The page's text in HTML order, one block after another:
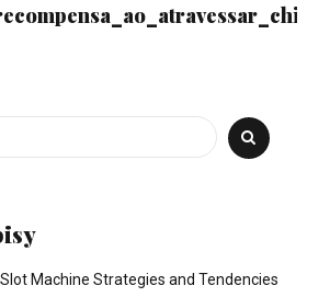
Machine Strategies and Tendencies